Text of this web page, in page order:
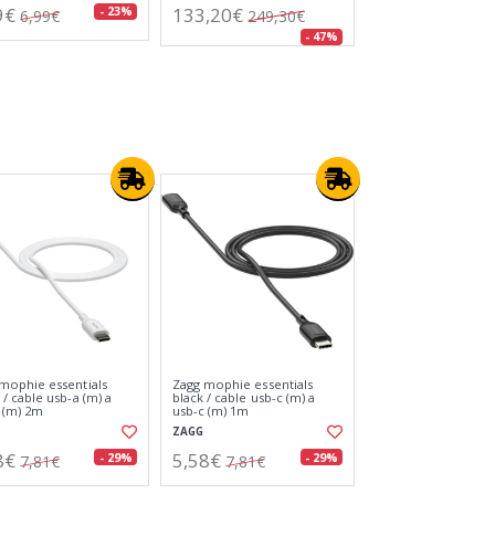
14,71€ - 21% 9,64€ 11,41€ - 16%
tank azul cielo /
digital compacta
86,87€ - 23%
Yashica tank marrón /
cámara digital compacta
YASHICA
66,82€ 86,87€ - 23%